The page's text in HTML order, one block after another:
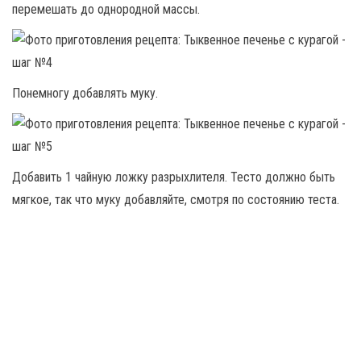
перемешать до однородной массы.
Понемногу добавлять муку.
Добавить 1 чайную ложку разрыхлителя. Тесто должно быть
мягкое, так что муку добавляйте, смотря по состоянию теста.